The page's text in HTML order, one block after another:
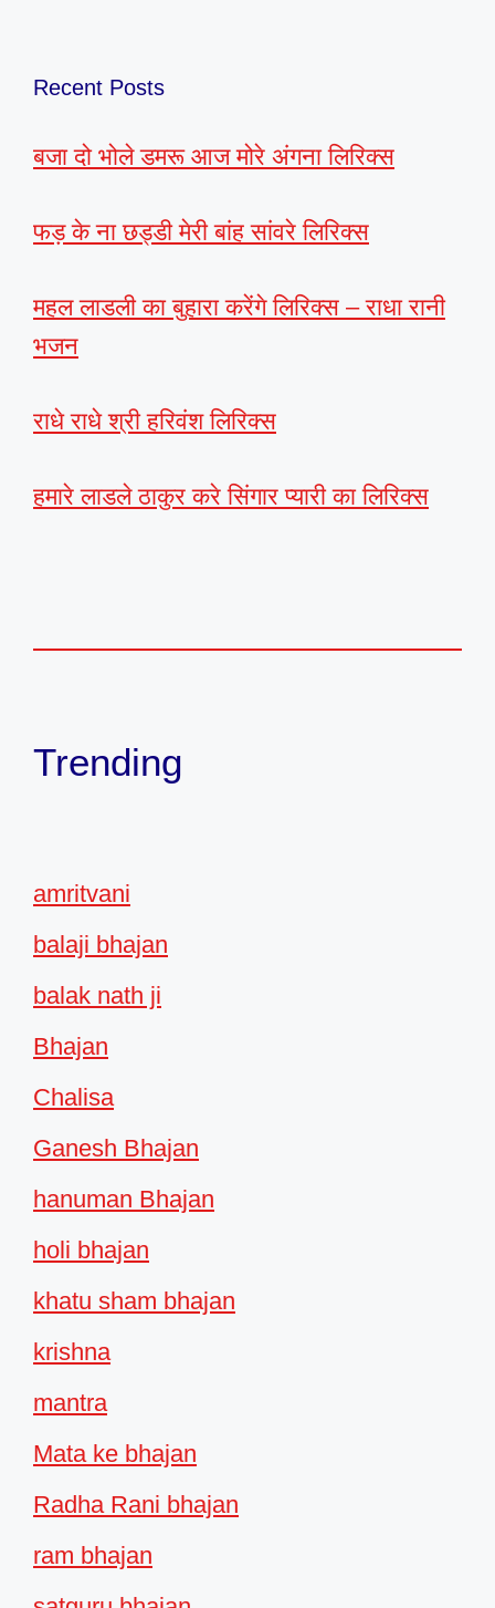
Recent Posts
बजा दो भोले डमरू आज मोरे अंगना लिरिक्स
फड़ के ना छड्डी मेरी बांह सांवरे लिरिक्स
महल लाडली का बुहारा करेंगे लिरिक्स – राधा रानी
भजन
राधे राधे श्री हरिवंश लिरिक्स
हमारे लाडले ठाकुर करे सिंगार प्यारी का लिरिक्स
Trending
amritvani
balaji bhajan
balak nath ji
Bhajan
Chalisa
Ganesh Bhajan
hanuman Bhajan
holi bhajan
khatu sham bhajan
krishna
mantra
Mata ke bhajan
Radha Rani bhajan
ram bhajan